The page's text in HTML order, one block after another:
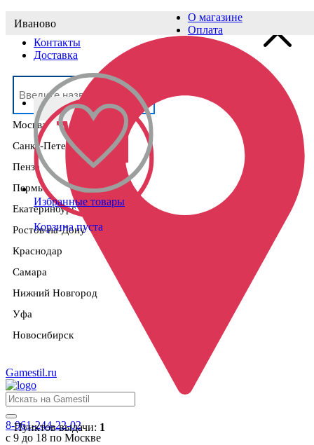
Выберите населённый пункт
Москва
Санкт-Петербург
Пенза
Пермь
Екатеринбург
Ростов-на-Дону
Краснодар
Самара
Нижний Новгород
Уфа
Новосибирск
Иваново
Пунктов выдачи: 1
О магазине
Оплата
Контакты
Доставка
Избранные товары
Корзина пуста
Gamestil.ru
8-961-244-22-02
с 9 до 18 по Москве